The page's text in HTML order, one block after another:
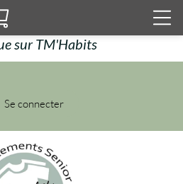
sur TM'Habits
Se connecter